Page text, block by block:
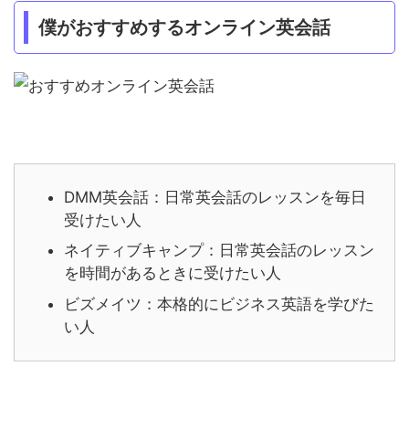
僕がおすすめするオンライン英会話
DMM英会話：日常英会話のレッスンを毎日
受けたい人
ネイティブキャンプ：日常英会話のレッスン
を時間があるときに受けたい人
ビズメイツ：本格的にビジネス英語を学びた
い人